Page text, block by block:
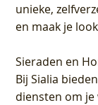
unieke,
en maak je
Sieraden en
Bij Sialia
diensten om